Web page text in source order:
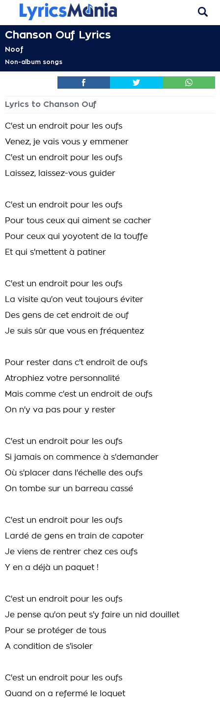
Chanson Ouf Lyrics
Noof
Non-album songs
Lyrics to Chanson Ouf
C'est un endroit pour les oufs
Venez, je vais vous y emmener
C'est un endroit pour les oufs
Laissez, laissez-vous guider
C'est un endroit pour les oufs
Pour tous ceux qui aiment se cacher
Pour ceux qui yoyotent de la touffe
Et qui s'mettent à patiner
C'est un endroit pour les oufs
La visite qu'on veut toujours éviter
Des gens de cet endroit de ouf
Je suis sûr que vous en fréquentez
Pour rester dans c't endroit de oufs
Atrophiez votre personnalité
Mais comme c'est un endroit de oufs
On n'y va pas pour y rester
C'est un endroit pour les oufs
Si jamais on commence à s'demander
Où s'placer dans l'échelle des oufs
On tombe sur un barreau cassé
C'est un endroit pour les oufs
Lardé de gens en train de capoter
Je viens de rentrer chez ces oufs
Y en a déjà un paquet !
C'est un endroit pour les oufs
Je pense qu'on peut s'y faire un nid douillet
Pour se protéger de tous
A condition de s'isoler
C'est un endroit pour les oufs
Quand on a refermé le loquet